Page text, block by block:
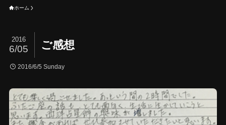
ホーム
ご感想
2016
6/05
2016/6/5 Sunday